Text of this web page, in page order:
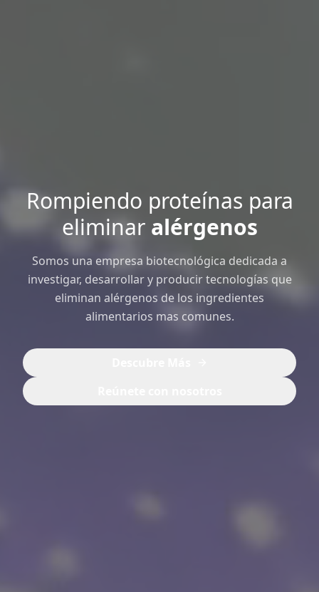
Rompiendo proteínas para
eliminar alérgenos
Somos una empresa biotecnológica dedicada a
investigar, desarrollar y producir tecnologías que
eliminan alérgenos de los ingredientes
alimentarios mas comunes.